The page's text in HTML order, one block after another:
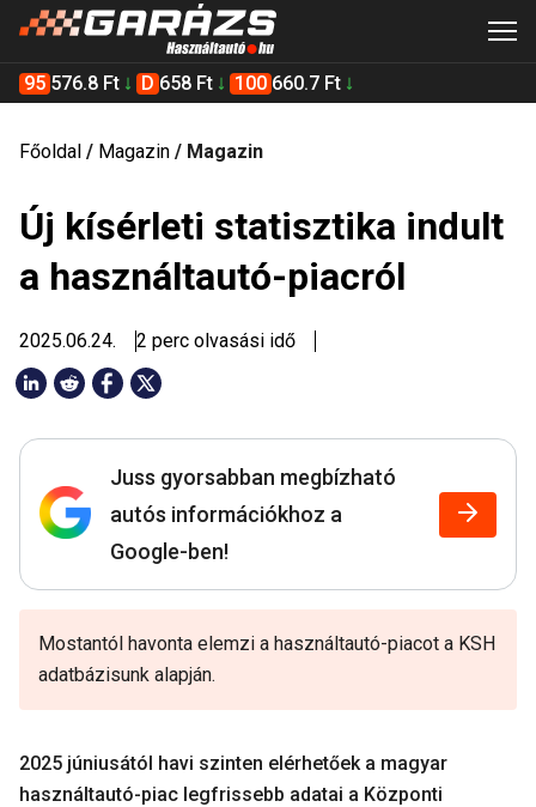
95 576.8 Ft D 658 Ft 100 660.7 Ft
Főoldal / Magazin / Magazin
Új kísérleti statisztika indult
a használtautó-piacról
2025.06.24. 2 perc olvasási idő
Juss gyorsabban megbízható
autós információkhoz a
Google-ben!
Mostantól havonta elemzi a használtautó-piacot a KSH
adatbázisunk alapján.
2025 júniusától havi szinten elérhetőek a magyar
használtautó-piac legfrissebb adatai a Központi